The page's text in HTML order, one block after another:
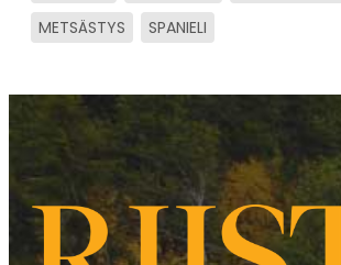
METSÄSTYS
SPANIELI